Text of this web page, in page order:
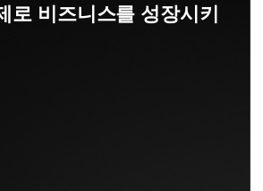
로 비즈니스를 성장시키